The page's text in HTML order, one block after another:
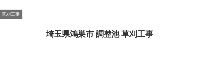
草刈工事
埼玉県鴻巣市 調整池 草刈工事